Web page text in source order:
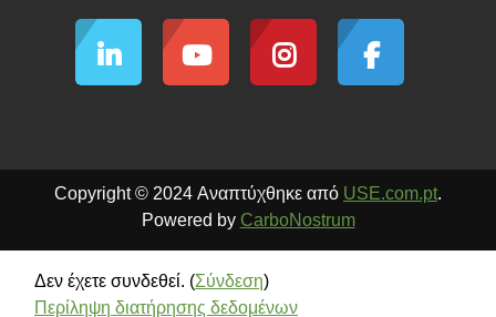
Copyright © 2024 Αναπτύχθηκε από USE.com.pt.
Powered by CarboNostrum
Δεν έχετε συνδεθεί. (Σύνδεση)
Περίληψη διατήρησης δεδομένων